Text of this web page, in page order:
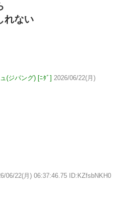
れない
(ジパング) [ﾆﾀﾞ] 2026/06/22(月)
06/22(月) 06:37:46.75 ID:KZfsbNKH0